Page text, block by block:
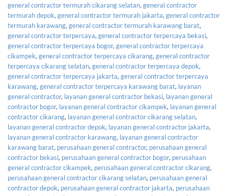
general contractor termurah cikarang selatan,general contractor
termurah depok,general contractor termurah jakarta,general contractor
termurah karawang,general contractor termurah karawang barat,
general contractor terpercaya,general contractor terpercaya bekasi,
general contractor terpercaya bogor,general contractor terpercaya
cikampek,general contractor terpercaya cikarang,general contractor
terpercaya cikarang selatan,general contractor terpercaya depok,
general contractor terpercaya jakarta,general contractor terpercaya
karawang,general contractor terpercaya karawang barat, layanan
general contractor, layanan general contractor bekasi, layanan general
contractor bogor, layanan general contractor cikampek, layanan general
contractor cikarang, layanan general contractor cikarang selatan,
layanan general contractor depok, layanan general contractor jakarta,
layanan general contractor karawang, layanan general contractor
karawang barat, perusahaan general contractor, perusahaan general
contractor bekasi, perusahaan general contractor bogor, perusahaan
general contractor cikampek, perusahaan general contractor cikarang,
perusahaan general contractor cikarang selatan, perusahaan general
contractor depok, perusahaan general contractor jakarta, perusahaan